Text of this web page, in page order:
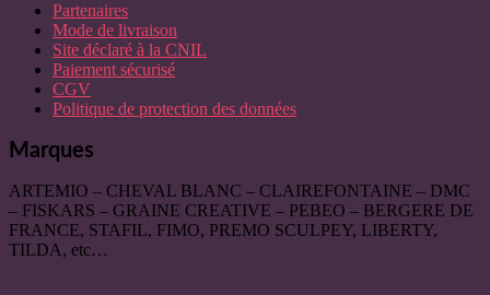
Partenaires
Mode de livraison
Site déclaré à la CNIL
Paiement sécurisé
CGV
Politique de protection des données
Marques
ARTEMIO – CHEVAL BLANC – CLAIREFONTAINE – DMC
– FISKARS – GRAINE CREATIVE – PEBEO – BERGERE DE
FRANCE, STAFIL, FIMO, PREMO SCULPEY, LIBERTY,
TILDA, etc…